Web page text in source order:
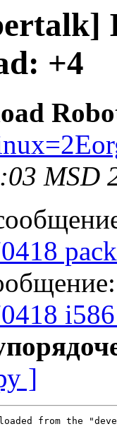
+4
MSD
]
from the